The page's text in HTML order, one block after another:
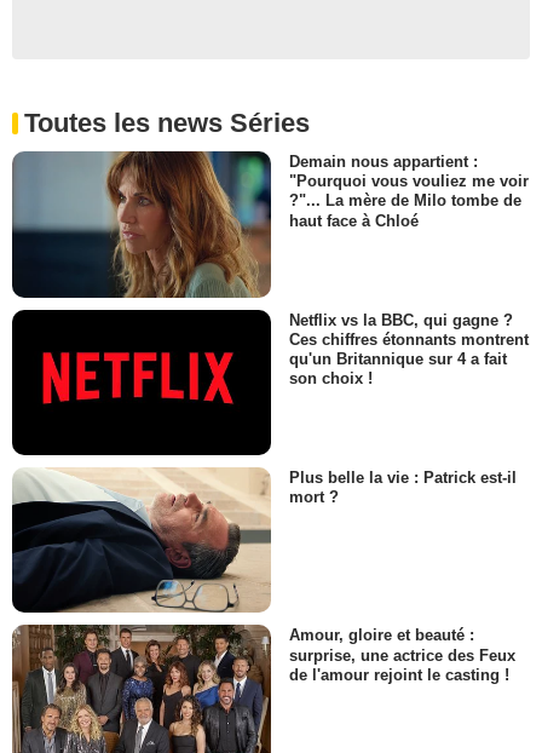
Toutes les news Séries
Demain nous appartient :
"Pourquoi vous vouliez me voir
?"... La mère de Milo tombe de
haut face à Chloé
Netflix vs la BBC, qui gagne ?
Ces chiffres étonnants montrent
qu'un Britannique sur 4 a fait
son choix !
Plus belle la vie : Patrick est-il
mort ?
Amour, gloire et beauté :
surprise, une actrice des Feux
de l'amour rejoint le casting !